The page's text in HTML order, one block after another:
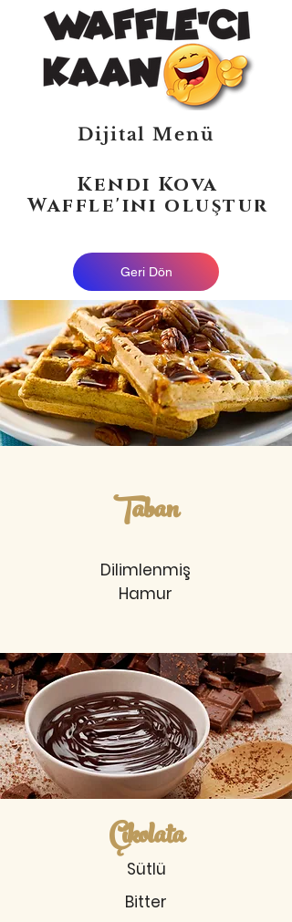
Dijital Menü
Kendi Kova
Waffle'ını oluştur
Geri Dön
Taban
Dilimlenmiş
Hamur
Çikolata
Sütlü
Bitter